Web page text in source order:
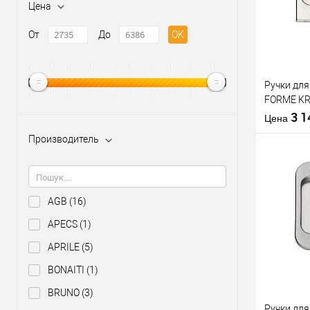
Цена
От До OK
Производитель
AGB (16)
APECS (1)
APRILE (5)
BONAITI (1)
BRUNO (3)
Ручки
FORME
палец)
Цена 3
клик
В